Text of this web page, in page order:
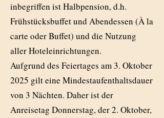
inbegriffen ist Halbpension, d.h.
Frühstücksbuffet und Abendessen (À la
carte oder Buffet) und die Nutzung
aller Hoteleinrichtungen.
Aufgrund des Feiertages am 3. Oktober
2025 gilt eine Mindestaufenthaltsdauer
von 3 Nächten. Daher ist der
Anreisetag Donnerstag, der 2. Oktober,